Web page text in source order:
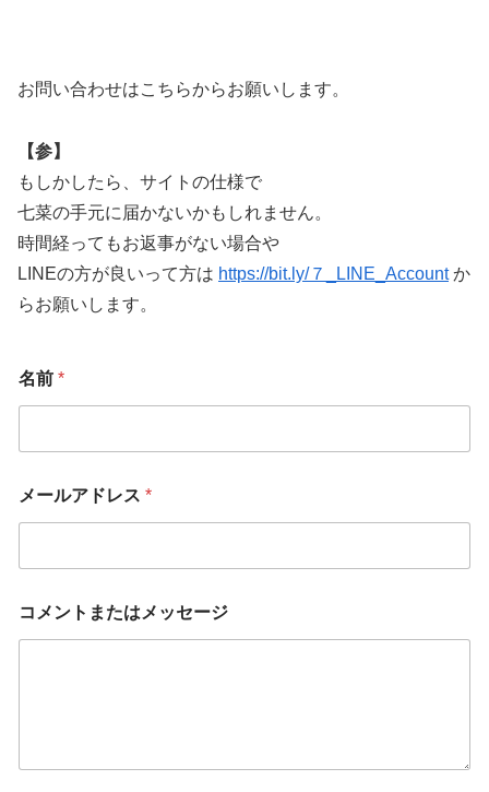
お問い合わせはこちらからお願いします。
【参】
もしかしたら、サイトの仕様で
七菜の手元に届かないかもしれません。
時間経ってもお返事がない場合や
LINEの方が良いって方は https://bit.ly/７_LINE_Accountか
らお願いします。
名前 *
メールアドレス *
コメントまたはメッセージ